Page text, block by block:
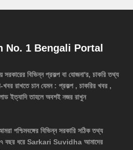
No. 1 Bengali Portal
সরকারের বিভিন্ন প্রকল্প বা যোজনা'র, চাকরি তথ্য
রাখতে চান যেমন : প্রকল্প , চাকরির খবর ,
ইত্যাদি তাহলে অবশই নজর রাখুন
পশ্চিমবঙ্গের বিভিন্ন সরকারি সঠিক তথ্য
৭ বছর ধরে Sarkari Suvidha আমাদের